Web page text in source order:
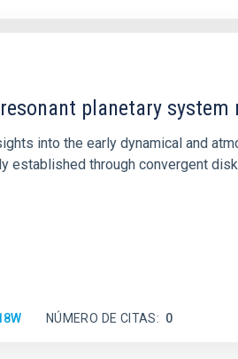
planetary
into the early dynamical and
established through convergent
NÚMERO DE CITAS 0